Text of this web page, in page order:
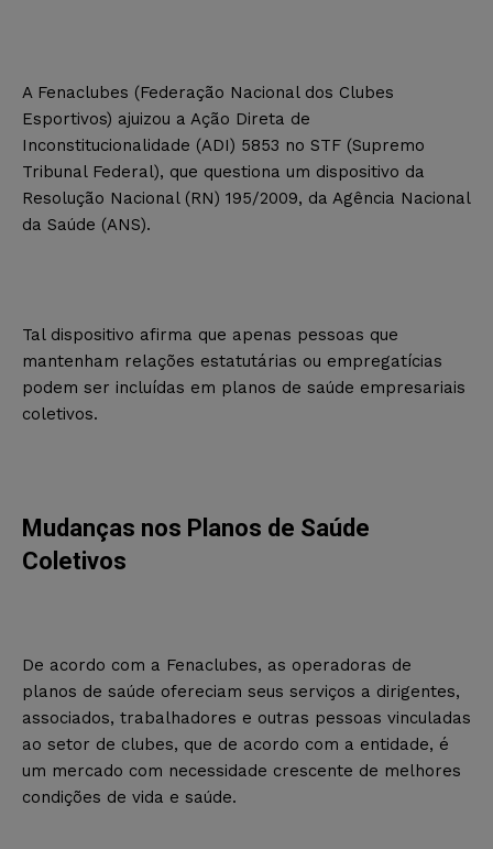
A Fenaclubes (Federação Nacional dos Clubes
Esportivos) ajuizou a Ação Direta de
Inconstitucionalidade (ADI) 5853 no STF (Supremo
Tribunal Federal), que questiona um dispositivo da
Resolução Nacional (RN) 195/2009, da Agência Nacional
da Saúde (ANS).
Tal dispositivo afirma que apenas pessoas que
mantenham relações estatutárias ou empregatícias
podem ser incluídas em planos de saúde empresariais
coletivos.
Mudanças nos Planos de Saúde
Coletivos
De acordo com a Fenaclubes, as operadoras de
planos de saúde ofereciam seus serviços a dirigentes,
associados, trabalhadores e outras pessoas vinculadas
ao setor de clubes, que de acordo com a entidade, é
um mercado com necessidade crescente de melhores
condições de vida e saúde.